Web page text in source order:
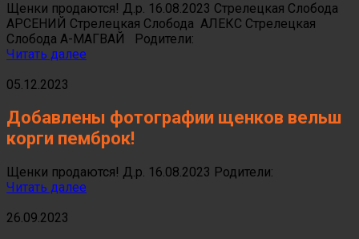
Щенки продаются! Д.р. 16.08.2023 Стрелецкая Слобода
АРСЕНИЙ Стрелецкая Слобода АЛЕКС Стрелецкая
Слобода А-МАГВАЙ Родители:
Читать далее
05.12.2023
Добавлены фотографии щенков вельш
корги пемброк!
Щенки продаются! Д.р. 16.08.2023 Родители:
Читать далее
26.09.2023